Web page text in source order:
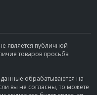
является публичной
товаров просьба
обрабатываются на
вы не согласны, то можете